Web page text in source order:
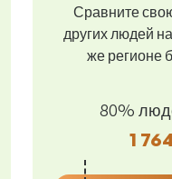
Сравните
других людей
же регионе
80%
1